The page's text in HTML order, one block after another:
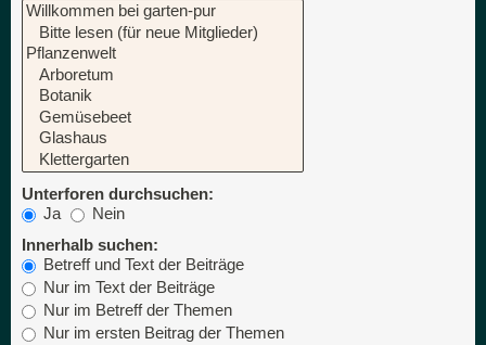
Unterforen durchsuchen:
Ja
Nein
Innerhalb suchen:
Betreff und Text der Beiträge
Nur im Text der Beiträge
Nur im Betreff der Themen
Nur im ersten Beitrag der Themen